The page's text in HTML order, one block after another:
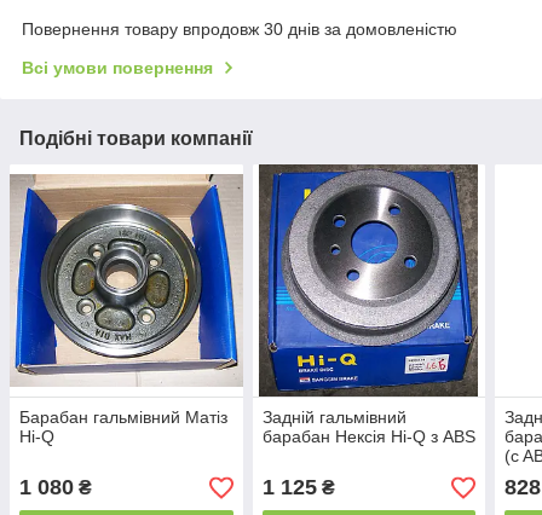
Повернення товару впродовж 30 днів за домовленістю
Всі умови повернення
Подібні товари компанії
Барабан гальмівний Матіз
Hi-Q
1 080 ₴
Задній гальмівний
барабан Нексія Hi-Q з ABS
1 125₴
(c
828